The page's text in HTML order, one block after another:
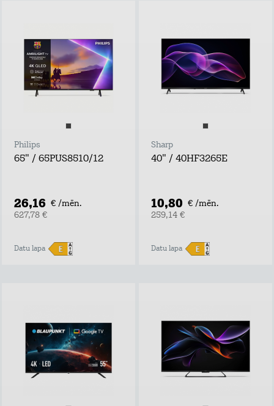
Philips
65" / 65PUS8510/12
26,16 € /mēn.
627,78 €
Datu lapa
Sharp
40" / 40HF3265E
10,80 € /mēn.
259,14 €
Datu lapa